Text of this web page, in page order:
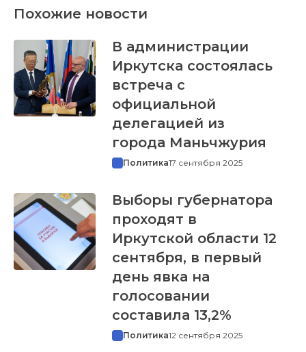
Похожие новости
В администрации
Иркутска состоялась
встреча с
официальной
делегацией из
города Маньчжурия
Политика17 сентября 2025
Выборы губернатора
проходят в
Иркутской области 12
сентября, в первый
день явка на
голосовании
составила 13,2%
Политика12 сентября 2025